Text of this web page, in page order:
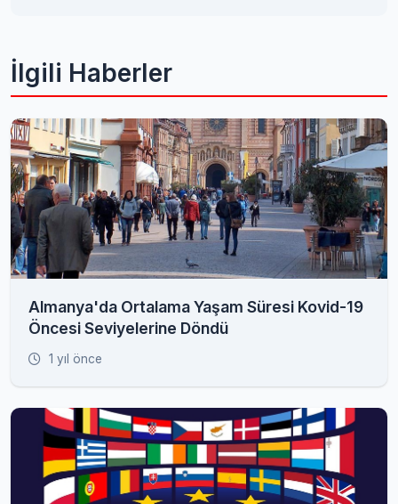
İlgili Haberler
Almanya'da Ortalama Yaşam Süresi Kovid-19
Öncesi Seviyelerine Döndü
1 yıl önce